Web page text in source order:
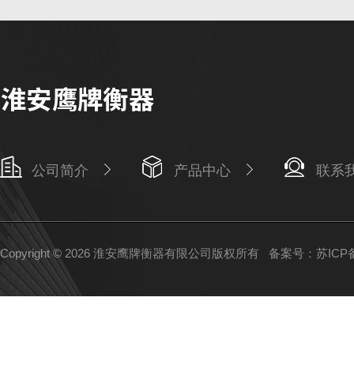
公司简介 产品中心 联系
Copyright © 2026 淮安鹰牌衡器有限公司版权所有 备案号：苏ICP